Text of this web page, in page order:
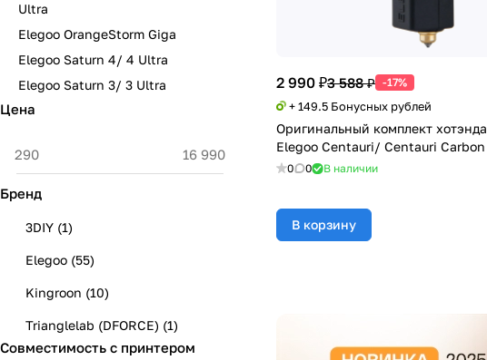
2 990 ₽3 588 ₽ -17%
+ 149.5 Бонусных рублей
Оригинальный комплект хотэнда
Elegoo Centauri/ Centauri Carbon
0 0 В наличии
В корзину
Ultra
Elegoo OrangeStorm Giga
Elegoo Saturn 4/ 4 Ultra
Elegoo Saturn 3/ 3 Ultra
Цена
Бренд
3DIY (1)
Elegoo (55)
Kingroon (10)
Trianglelab (DFORCE) (1)
Совместимость с принтером